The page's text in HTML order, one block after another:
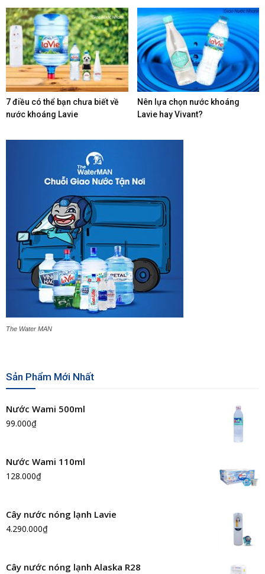
7 điều có thể bạn chưa biết về
nước khoáng Lavie
Nên lựa chọn nước khoáng
Lavie hay Vivant?
The Water MAN
Sản Phẩm Mới Nhất
Nước Wami 500ml
99.000₫
Nước Wami 110ml
128.000₫
Cây nước nóng lạnh Lavie
4.290.000₫
Cây nước nóng lạnh Alaska R28